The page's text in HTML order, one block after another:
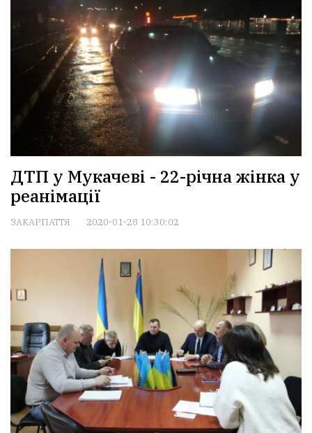
ДТП у Мукачеві - 22-річна жінка у
реанімації
ЗАКАРПАТТЯ 2020-01-28 10:30:02